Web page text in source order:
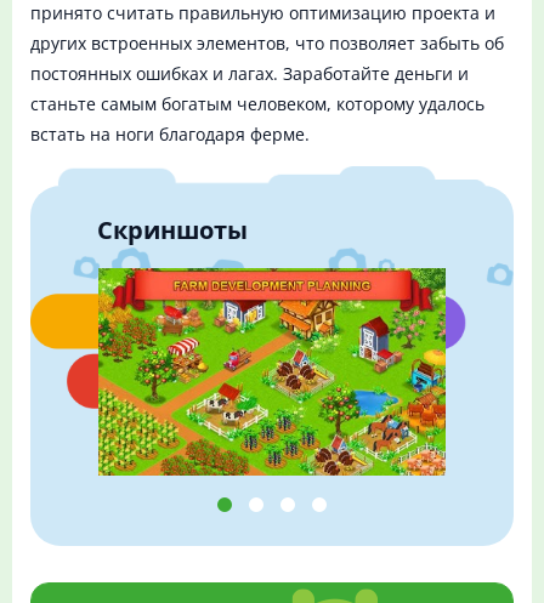
принято считать правильную оптимизацию проекта и
других встроенных элементов, что позволяет забыть об
постоянных ошибках и лагах. Заработайте деньги и
станьте самым богатым человеком, которому удалось
встать на ноги благодаря ферме.
Скриншоты